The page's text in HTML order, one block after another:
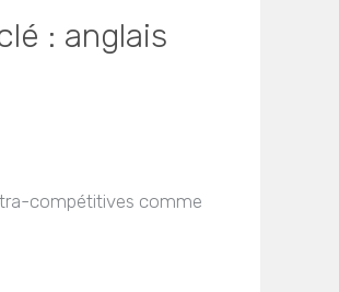
: anglais
compétitives comme